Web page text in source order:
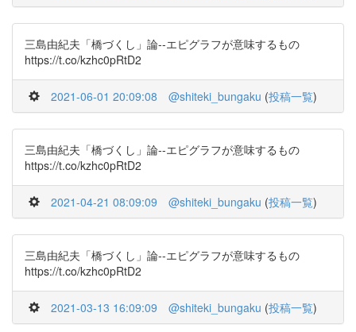
三島由紀夫「橋づくし」論--エピグラフが意味するもの
https://t.co/kzhc0pRtD2
2021-06-01 20:09:08 @shiteki_bungaku (投稿一覧)
三島由紀夫「橋づくし」論--エピグラフが意味するもの
https://t.co/kzhc0pRtD2
2021-04-21 08:09:09 @shiteki_bungaku (投稿一覧)
三島由紀夫「橋づくし」論--エピグラフが意味するもの
https://t.co/kzhc0pRtD2
2021-03-13 16:09:09 @shiteki_bungaku (投稿一覧)